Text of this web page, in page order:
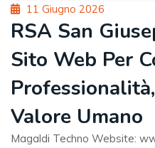
Posted
on
11 Giugno 2026
RSA San
Sito Web Per
Valore Umano
Magaldi Techno Website: